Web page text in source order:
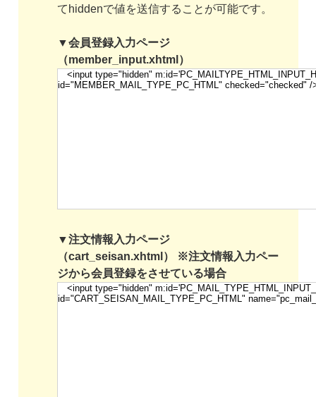
てhiddenで値を送信することが可能です。
▼会員登録入力ページ
（member_input.xhtml）
▼注文情報入力ページ
（cart_seisan.xhtml） ※注文情報入力ペー
ジから会員登録をさせている場合